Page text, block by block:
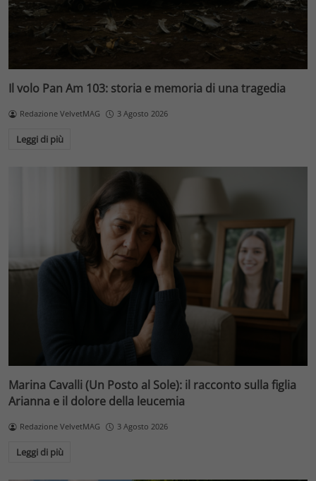
Il volo Pan Am 103: storia e memoria di una tragedia
Redazione VelvetMAG 3 Agosto 2026
Leggi di più
Marina Cavalli (Un Posto al Sole): il racconto sulla figlia
Arianna e il dolore della leucemia
Redazione VelvetMAG 3 Agosto 2026
Leggi di più